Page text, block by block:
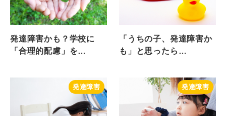
発達障害かも？学校に
「合理的配慮」を…
「うちの子、発達障害か
も」と思ったら…
発達障害 発達障害